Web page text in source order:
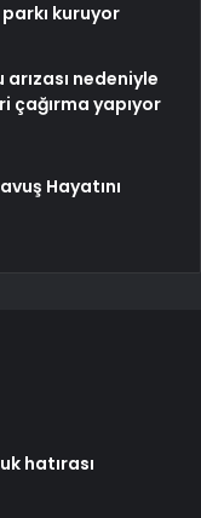
kuruyor
nedeniyle
çağırma yapıyor
Hayatını
hatırası